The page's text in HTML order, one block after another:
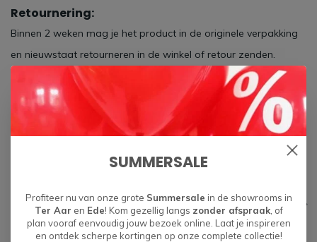
Retournering:
Binnen 2 weken mag je het product in de originele verpakking
en nieuwstaat retourneren in de winkel of retour zenden.
Bij vragen:
Opzoek naar meer informatie? Neem dan
met ons op
of kom langs in de showroom.
Gerelateerde producten
SUMMERSALE
Profiteer nu van onze grote Summersale in de showrooms in
Ter Aar en Ede! Kom gezellig langs zonder afspraak, of
plan vooraf eenvoudig jouw bezoek online. Laat je inspireren
en ontdek scherpe kortingen op onze complete collectie!